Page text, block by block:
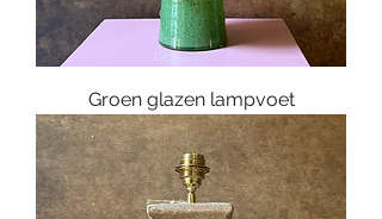
Groen glazen lampvoet